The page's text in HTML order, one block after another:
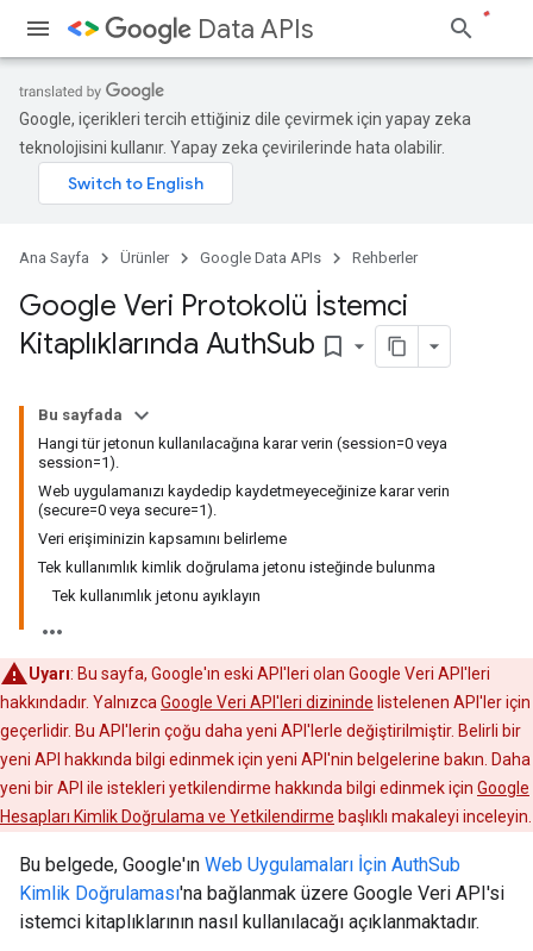
Data APIs
Google, içerikleri tercih ettiğiniz dile çevirmek için yapay zeka
teknolojisini kullanır. Yapay zeka çevirilerinde hata olabilir.
Ana Sayfa Ürünler Google Data APIs Rehberler
Google Veri Protokolü İstemci
Kitaplıklarında AuthSub bookmark_border
Bu sayfada
Hangi tür jetonun kullanılacağına karar verin (session=0 veya
session=1).
Web uygulamanızı kaydedip kaydetmeyeceğinize karar verin
(secure=0 veya secure=1).
Veri erişiminizin kapsamını belirleme
Tek kullanımlık kimlik doğrulama jetonu isteğinde bulunma
Tek kullanımlık jetonu ayıklayın
Uyarı: Bu sayfa, Google'ın eski API'leri olan Google Veri API'leri
hakkındadır. Yalnızca Google Veri API'leri dizininde listelenen API'ler için
geçerlidir. Bu API'lerin çoğu daha yeni API'lerle değiştirilmiştir. Belirli bir
yeni API hakkında bilgi edinmek için yeni API'nin belgelerine bakın. Daha
yeni bir API ile istekleri yetkilendirme hakkında bilgi edinmek için Google
Hesapları Kimlik Doğrulama ve Yetkilendirme başlıklı makaleyi inceleyin.
Bu belgede, Google'ın Web Uygulamaları İçin AuthSub
Kimlik Doğrulaması'na bağlanmak üzere Google Veri API'si
istemci kitaplıklarının nasıl kullanılacağı açıklanmaktadır.